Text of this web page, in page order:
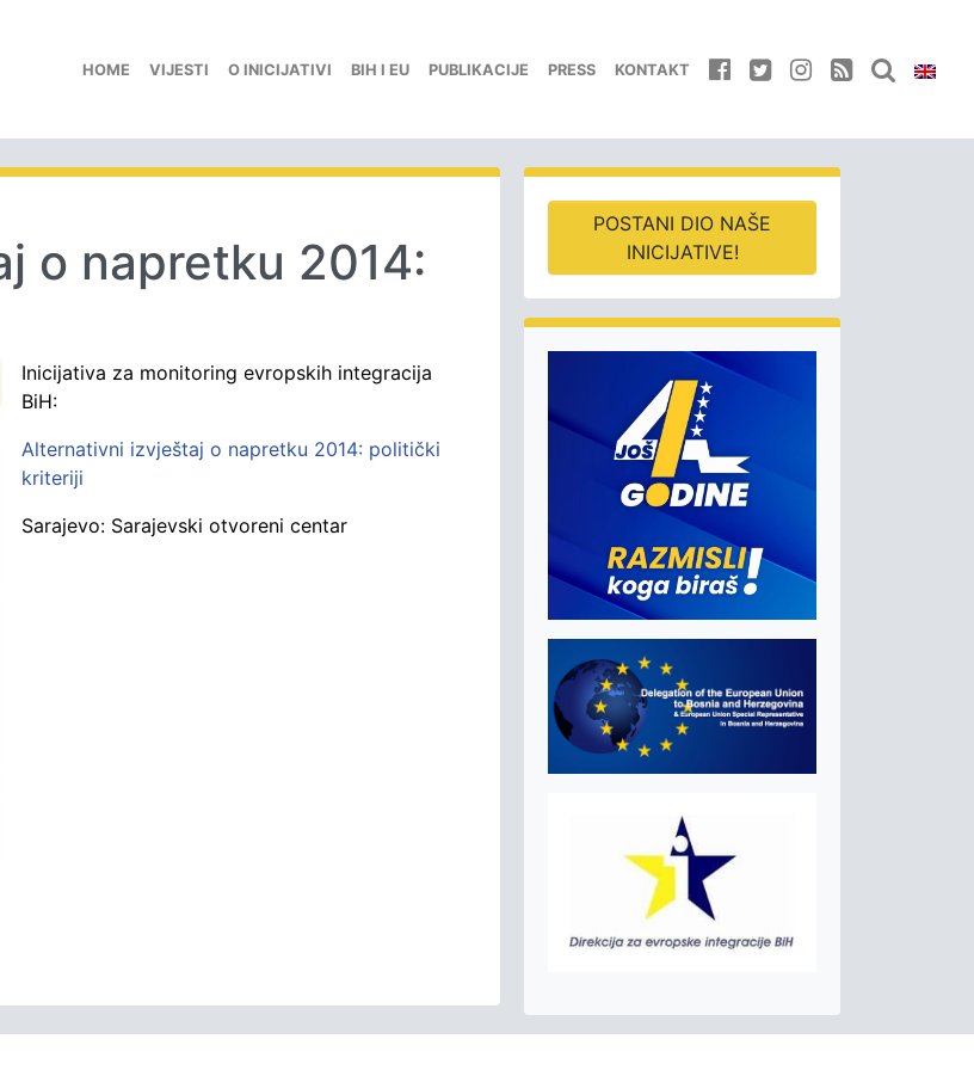
HOME VIJESTI O INICIJATIVI BIH I EU PUBLIKACIJE PRESS KONTAKT
o napretku 2014:
Inicijativa za monitoring evropskih integracija
BiH:
Alternativni izvještaj o napretku 2014: politički
kriteriji
Sarajevo: Sarajevski otvoreni centar
POSTANI DIO NAŠE
INICIJATIVE!